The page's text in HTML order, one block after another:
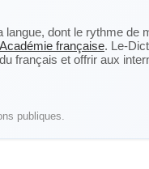
dont le rythme de
française. Le-
français et offrir aux
publiques.